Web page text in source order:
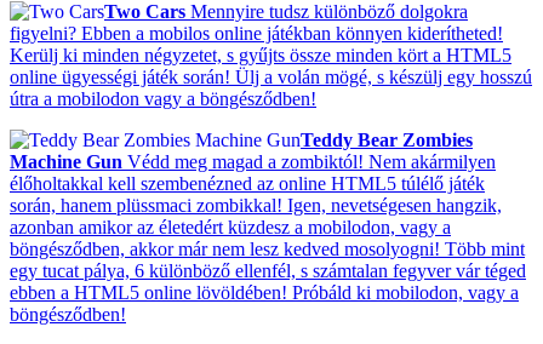
Two Cars Mennyire tudsz különböző dolgokra
figyelni? Ebben a mobilos online játékban könnyen kiderítheted!
Kerülj ki minden négyzetet, s gyűjts össze minden kört a HTML5
online ügyességi játék során! Ülj a volán mögé, s készülj egy hosszú
útra a mobilodon vagy a böngésződben!
Teddy Bear Zombies
Machine Gun Védd meg magad a zombiktól! Nem akármilyen
élőholtakkal kell szembenézned az online HTML5 túlélő játék
során, hanem plüssmaci zombikkal! Igen, nevetségesen hangzik,
azonban amikor az életedért küzdesz a mobilodon, vagy a
böngésződben, akkor már nem lesz kedved mosolyogni! Több mint
egy tucat pálya, 6 különböző ellenfél, s számtalan fegyver vár téged
ebben a HTML5 online lövöldében! Próbáld ki mobilodon, vagy a
böngésződben!